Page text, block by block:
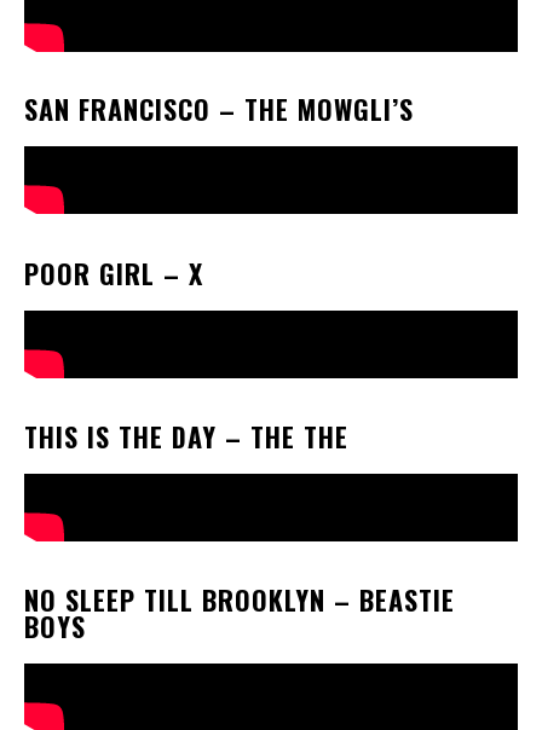
SAN FRANCISCO – THE MOWGLI’S
POOR GIRL – X
THIS IS THE DAY – THE THE
NO SLEEP TILL BROOKLYN – BEASTIE
BOYS